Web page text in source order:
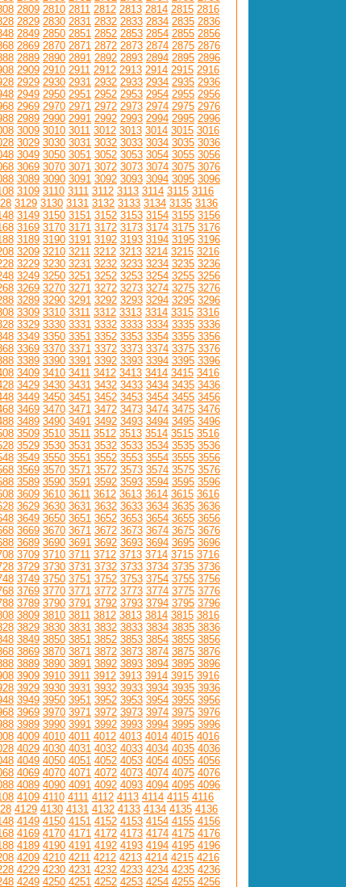
2809 2810 2811 2812 2813 2814 2815 2816
2829 2830 2831 2832 2833 2834 2835 2836
2849 2850 2851 2852 2853 2854 2855 2856
2869 2870 2871 2872 2873 2874 2875 2876
2889 2890 2891 2892 2893 2894 2895 2896
2909 2910 2911 2912 2913 2914 2915 2916
2929 2930 2931 2932 2933 2934 2935 2936
2949 2950 2951 2952 2953 2954 2955 2956
2969 2970 2971 2972 2973 2974 2975 2976
2989 2990 2991 2992 2993 2994 2995 2996
3009 3010 3011 3012 3013 3014 3015 3016
3029 3030 3031 3032 3033 3034 3035 3036
3049 3050 3051 3052 3053 3054 3055 3056
3069 3070 3071 3072 3073 3074 3075 3076
3089 3090 3091 3092 3093 3094 3095 3096
3109 3110 3111 3112 3113 3114 3115 3116
3129 3130 3131 3132 3133 3134 3135 3136
3149 3150 3151 3152 3153 3154 3155 3156
3169 3170 3171 3172 3173 3174 3175 3176
3189 3190 3191 3192 3193 3194 3195 3196
3209 3210 3211 3212 3213 3214 3215 3216
3229 3230 3231 3232 3233 3234 3235 3236
3249 3250 3251 3252 3253 3254 3255 3256
3269 3270 3271 3272 3273 3274 3275 3276
3289 3290 3291 3292 3293 3294 3295 3296
3309 3310 3311 3312 3313 3314 3315 3316
3329 3330 3331 3332 3333 3334 3335 3336
3349 3350 3351 3352 3353 3354 3355 3356
3369 3370 3371 3372 3373 3374 3375 3376
3389 3390 3391 3392 3393 3394 3395 3396
3409 3410 3411 3412 3413 3414 3415 3416
3429 3430 3431 3432 3433 3434 3435 3436
3449 3450 3451 3452 3453 3454 3455 3456
3469 3470 3471 3472 3473 3474 3475 3476
3489 3490 3491 3492 3493 3494 3495 3496
3509 3510 3511 3512 3513 3514 3515 3516
3529 3530 3531 3532 3533 3534 3535 3536
3549 3550 3551 3552 3553 3554 3555 3556
3569 3570 3571 3572 3573 3574 3575 3576
3589 3590 3591 3592 3593 3594 3595 3596
3609 3610 3611 3612 3613 3614 3615 3616
3629 3630 3631 3632 3633 3634 3635 3636
3649 3650 3651 3652 3653 3654 3655 3656
3669 3670 3671 3672 3673 3674 3675 3676
3689 3690 3691 3692 3693 3694 3695 3696
3709 3710 3711 3712 3713 3714 3715 3716
3729 3730 3731 3732 3733 3734 3735 3736
3749 3750 3751 3752 3753 3754 3755 3756
3769 3770 3771 3772 3773 3774 3775 3776
3789 3790 3791 3792 3793 3794 3795 3796
3809 3810 3811 3812 3813 3814 3815 3816
3829 3830 3831 3832 3833 3834 3835 3836
3849 3850 3851 3852 3853 3854 3855 3856
3869 3870 3871 3872 3873 3874 3875 3876
3889 3890 3891 3892 3893 3894 3895 3896
3909 3910 3911 3912 3913 3914 3915 3916
3929 3930 3931 3932 3933 3934 3935 3936
3949 3950 3951 3952 3953 3954 3955 3956
3969 3970 3971 3972 3973 3974 3975 3976
3989 3990 3991 3992 3993 3994 3995 3996
4009 4010 4011 4012 4013 4014 4015 4016
4029 4030 4031 4032 4033 4034 4035 4036
4049 4050 4051 4052 4053 4054 4055 4056
4069 4070 4071 4072 4073 4074 4075 4076
4089 4090 4091 4092 4093 4094 4095 4096
4109 4110 4111 4112 4113 4114 4115 4116
4129 4130 4131 4132 4133 4134 4135 4136
4149 4150 4151 4152 4153 4154 4155 4156
4169 4170 4171 4172 4173 4174 4175 4176
4189 4190 4191 4192 4193 4194 4195 4196
4209 4210 4211 4212 4213 4214 4215 4216
4229 4230 4231 4232 4233 4234 4235 4236
4249 4250 4251 4252 4253 4254 4255 4256